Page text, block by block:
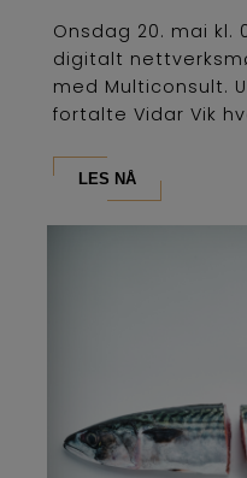
Onsdag 20. mai kl.
digitalt
med Multiconsult.
fortalte Vidar Vik
LES NÅ